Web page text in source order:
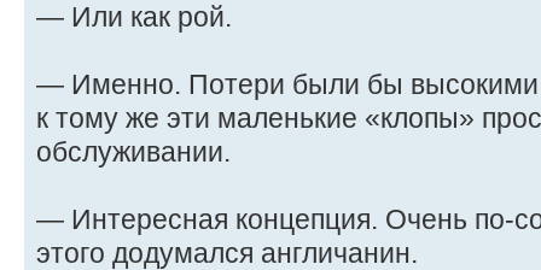
— Или как рой.
— Именно. Потери были бы
к тому же эти маленькие «клопы»
обслуживании.
— Интересная концепция. Очень по-
этого додумался англичанин.